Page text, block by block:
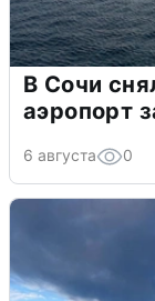
В Сочи
аэропорт
6 августа 0